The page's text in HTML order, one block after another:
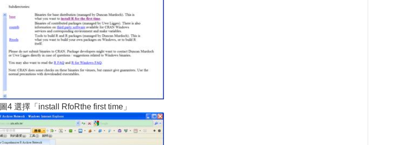
圖4 選擇「install RfoRthe first time」